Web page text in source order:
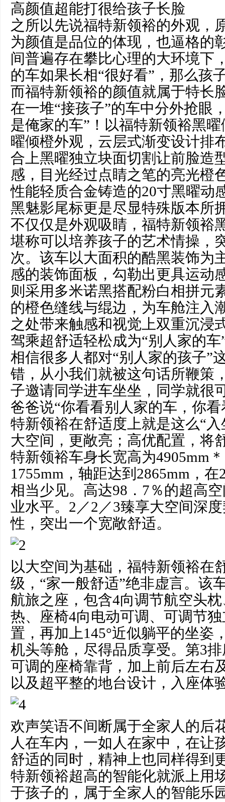
高颜值超能打很给孩子长脸
之所以先说福特新领裕的外观，
为颜值是品位的体现，也逼格的
间普遍存在攀比心理的大环境下
的车如果长相“很好看”，那么孩
而福特新领裕的颜值就属于特长
在一堆“接孩子”的车中分外抢眼
是俺家的车”！以福特新领裕黑
曜倾橙外观，云层式渐变设计排
合上黑曜独立块面切割让前脸造
感，目光经过点睛之笔的亮光橙
性能轻质合金铸造的20寸黑曜动
黑魅影尾标更是尽显特殊版本所
不仅仅是外观吸睛，福特新领裕
堪称可以培养孩子的艺术情操，
次。该车以大面积的酷黑装饰为
感的装饰面板，勾勒出更具运动
则采用多米诺黑搭配粉白相拼元
的橙色缝线与绲边，为车舱注入
之处带来触感和视觉上双重沉浸
驾乘超舒适轻松成为“别人家的车
相信很多人都对“别人家的孩子”
错，从小我们就被这句话所鞭策
子邀请同学进车坐坐，同学就很
爸爸说“你看看别人家的车，你
特新领裕在舒适度上就是这么“入
大空间，更敞亮；高优配置，将
特新领裕车身长宽高为4905mm
1755mm，轴距达到2865mm，
相当少见。高达98．7％的超高
业水平。2／2／3臻享大空间深
性，突出一个宽敞舒适。
以大空间为基础，福特新领裕在
级，“家一般舒适”绝非虚言。该
航旅之座，包含4向调节航空头
热、座椅4向电动可调、可调节
置，再加上145°近似躺平的坐姿
机头等舱，尽得品质享受。第3
可调的座椅靠背，加上前后左右
以及超平整的地台设计，入座体
欢声笑语不间断属于全家人的后
人在车内，一如人在家中，在让
舒适的同时，精神上也同样得到
特新领裕超高的智能化就派上用
于孩子的，属于全家人的智能乐